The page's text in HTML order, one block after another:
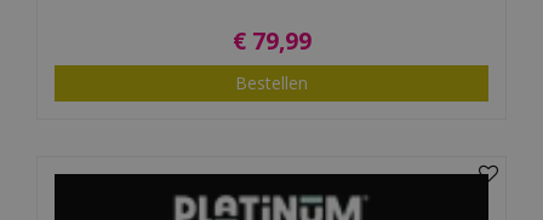
€ 79,99
Bestellen